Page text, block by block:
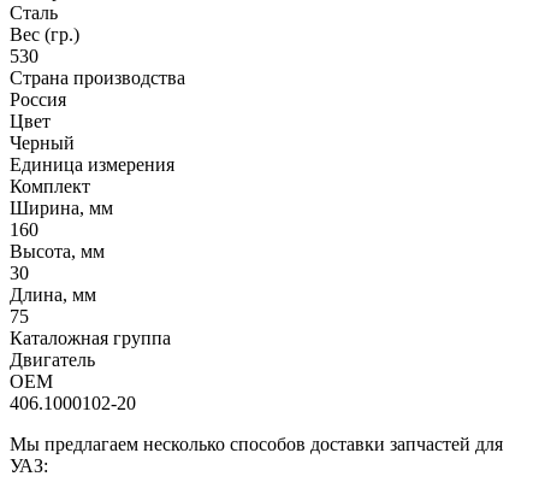
Сталь
Вес (гр.)
530
Страна производства
Россия
Цвет
Черный
Единица измерения
Комплект
Ширина, мм
160
Высота, мм
30
Длина, мм
75
Каталожная группа
Двигатель
OEM
406.1000102-20
Мы предлагаем несколько способов доставки запчастей для
УАЗ: